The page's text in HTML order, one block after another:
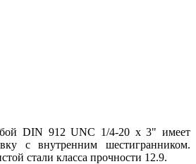
DIN 912 UNC 1/4-20 x 3" имеет
с внутренним шестигранником.
стали класса прочности 12.9.